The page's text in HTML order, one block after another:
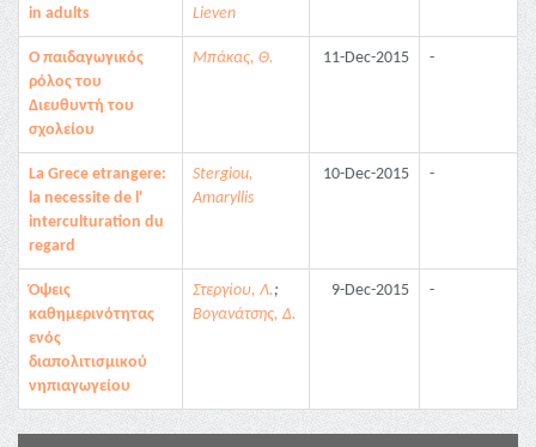
in adults
Lieven
Ο παιδαγωγικός
ρόλος του
Διευθυντή του
σχολείου
Μπάκας, Θ. 11-Dec-2015 -
La Grece etrangere:
la necessite de l'
interculturation du
regard
Stergiou,
Amaryllis
10-Dec-2015 -
Όψεις
καθημερινότητας
ενός
διαπολιτισμικού
νηπιαγωγείου
Στεργίου, Λ.;
Βογανάτσης, Δ.
9-Dec-2015 -